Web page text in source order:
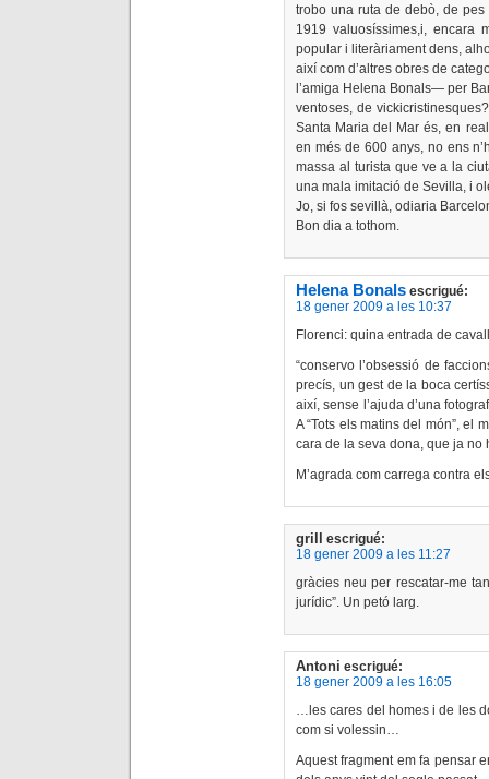
trobo una ruta de debò, de
1919 valuosíssimes,i, encara
popular i literàriament dens,
així com d’altres obres de
l’amiga Helena Bonals— per
ventoses, de
Santa Maria del Mar és, en
en més de 600 anys, no ens
massa al turista que ve a la
una mala imitació de Sevilla, i
Jo, si fos sevillà, odiaria
Bon dia a tothom.
Helena Bonals escrigué:
18 gener 2009 a les 10:37
Florenci: quina entrada de
“conservo l’obsessió de
precís, un gest de la boca
així, sense l’ajuda d’una
A “Tots els matins del món”, el
cara de la seva dona, que ja
M’agrada com carrega contra
grill
escrigué:
18 gener 2009 a les 11:27
gràcies neu per rescatar-me
jurídic”. Un petó larg.
Antoni escrigué:
18 gener 2009 a les 16:05
…les cares del homes i de les
com si volessin…
Aquest fragment em fa pensar